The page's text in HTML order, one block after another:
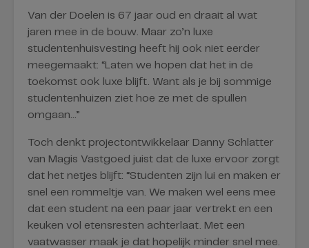
Van der Doelen is 67 jaar oud en draait al wat
jaren mee in de bouw. Maar zo’n luxe
studentenhuisvesting heeft hij ook niet eerder
meegemaakt: “Laten we hopen dat het in de
toekomst ook luxe blijft. Want als je bij sommige
studentenhuizen ziet hoe ze met de spullen
omgaan…”
Toch denkt projectontwikkelaar Danny Schlatter
van Magis Vastgoed juist dat de luxe ervoor zorgt
dat het netjes blijft: “Studenten zijn lui en maken er
snel een rommeltje van. We maken wel eens mee
dat een student na een paar jaar vertrekt en een
keuken vol etensresten achterlaat. Met een
vaatwasser maak je dat hopelijk minder snel mee.